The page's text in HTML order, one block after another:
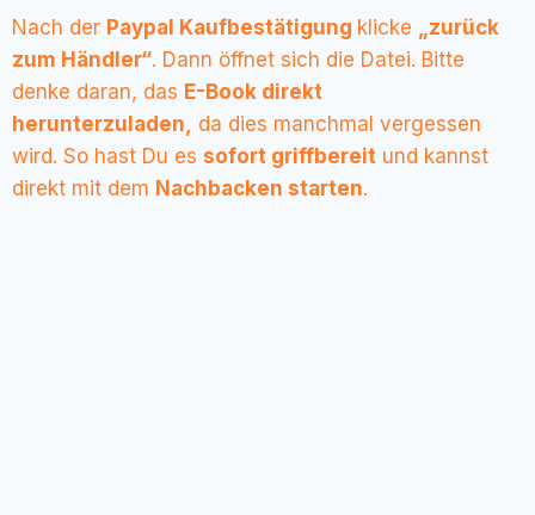
Nach der Paypal Kaufbestätigung klicke „zurück
zum Händler“. Dann öffnet sich die Datei. Bitte
denke daran, das E-Book direkt
herunterzuladen, da dies manchmal vergessen
wird. So hast Du es sofort griffbereit und kannst
direkt mit dem Nachbacken starten.